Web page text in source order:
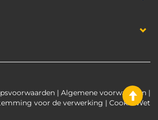
| Algemene voorwaarden |
voor de verwerking | Cookie Wet